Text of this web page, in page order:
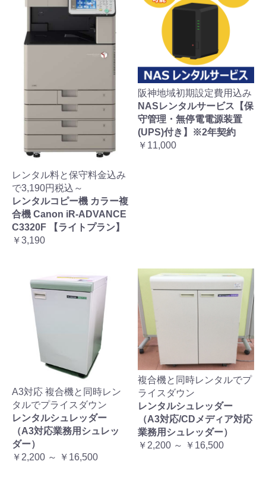
レンタル料と保守料金込み
で3,190円税込～
レンタルコピー機 カラー複
合機 Canon iR-ADVANCE
C3320F 【ライトプラン】
￥3,190
阪神地域初期設定費用込み
NASレンタルサービス【保
守管理・無停電電源装置
(UPS)付き】※2年契約
￥11,000
A3対応 複合機と同時レン
タルでプライスダウン
レンタルシュレッダー
（A3対応業務用シュレッ
ダー）
￥2,200 ～ ￥16,500
複合機と同時レンタルでプ
ライスダウン
レンタルシュレッダー
（A3対応/CDメディア対応
業務用シュレッダー）
￥2,200 ～ ￥16,500